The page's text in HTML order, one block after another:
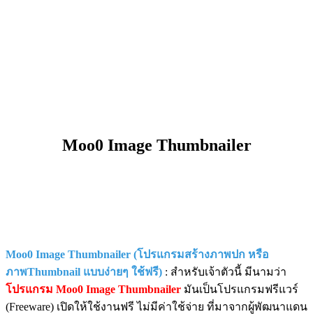
Moo0 Image Thumbnailer
Moo0 Image Thumbnailer (โปรแกรมสร้างภาพปก หรือ
ภาพThumbnail แบบง่ายๆ ใช้ฟรี) : สำหรับเจ้าตัวนี้ มีนามว่า
โปรแกรม Moo0 Image Thumbnailer มันเป็นโปรแกรมฟรีแวร์
(Freeware) เปิดให้ใช้งานฟรี ไม่มีค่าใช้จ่าย ที่มาจากผู้พัฒนาแดน